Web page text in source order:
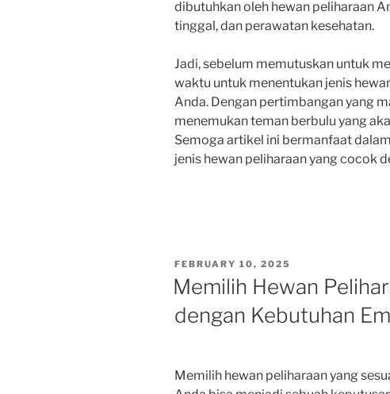
dibutuhkan oleh hewan peliharaan
tinggal, dan perawatan kesehatan.
Jadi, sebelum memutuskan untuk
waktu untuk menentukan jenis
Anda. Dengan pertimbangan yang
menemukan teman berbulu yang
Semoga artikel ini bermanfaat
jenis hewan peliharaan yang cocok
POSTED
ON
FEBRUARY 10, 2025
Memilih Hewan
dengan Kebutuhan
Memilih hewan peliharaan yang